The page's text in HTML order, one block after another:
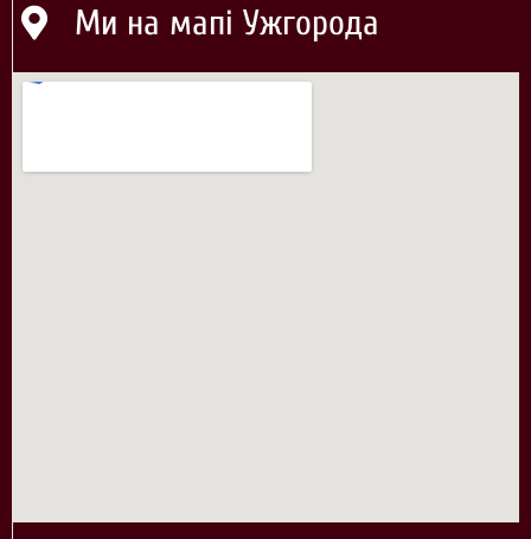
Ми на мапі Ужгорода